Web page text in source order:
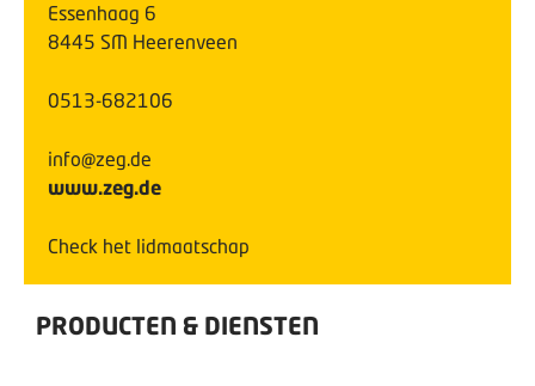
Essenhaag 6
8445 SM Heerenveen
0513-682106
info@zeg.de
www.zeg.de
Check het lidmaatschap
PRODUCTEN & DIENSTEN